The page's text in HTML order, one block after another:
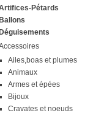
Pétards
Ballons
Déguisements
Ailes,boas et plumes
Animaux
Armes et épées
Bijoux
Cravates et noeuds